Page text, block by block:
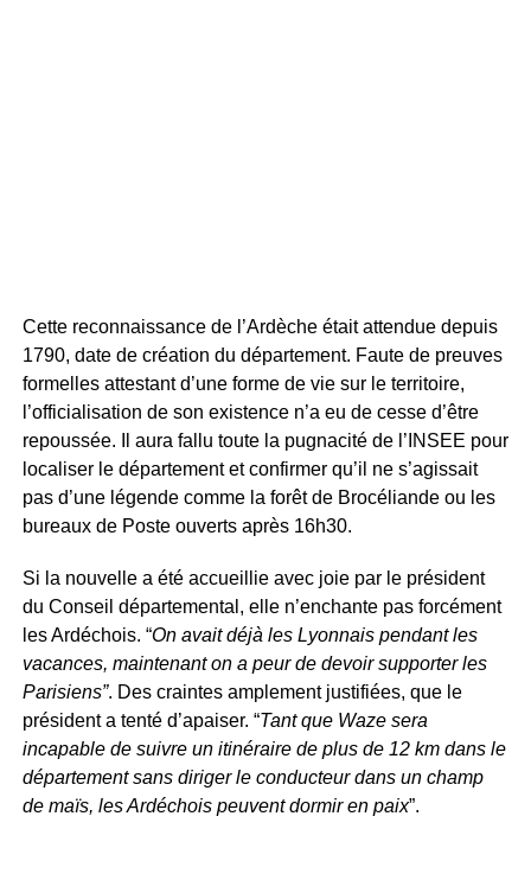
Cette reconnaissance de l’Ardèche était attendue depuis
1790, date de création du département. Faute de preuves
formelles attestant d’une forme de vie sur le territoire,
l’officialisation de son existence n’a eu de cesse d’être
repoussée. Il aura fallu toute la pugnacité de l’INSEE pour
localiser le département et confirmer qu’il ne s’agissait
pas d’une légende comme la forêt de Brocéliande ou les
bureaux de Poste ouverts après 16h30.
Si la nouvelle a été accueillie avec joie par le président
du Conseil départemental, elle n’enchante pas forcément
les Ardéchois. “On avait déjà les Lyonnais pendant les
vacances, maintenant on a peur de devoir supporter les
Parisiens”. Des craintes amplement justifiées, que le
président a tenté d’apaiser. “Tant que Waze sera
incapable de suivre un itinéraire de plus de 12 km dans le
département sans diriger le conducteur dans un champ
de maïs, les Ardéchois peuvent dormir en paix”.